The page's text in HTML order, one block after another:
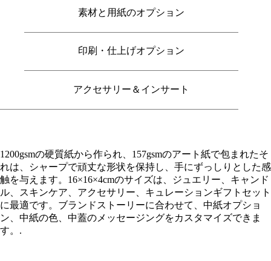
素材と用紙のオプション
印刷・仕上げオプション
アクセサリー＆インサート
1200gsmの硬質紙から作られ、157gsmのアート紙で包まれたそ
れは、シャープで頑丈な形状を保持し、手にずっしりとした感
触を与えます。16×16×4cmのサイズは、ジュエリー、キャンド
ル、スキンケア、アクセサリー、キュレーションギフトセット
に最適です。ブランドストーリーに合わせて、中紙オプショ
ン、中紙の色、中蓋のメッセージングをカスタマイズできま
す。.